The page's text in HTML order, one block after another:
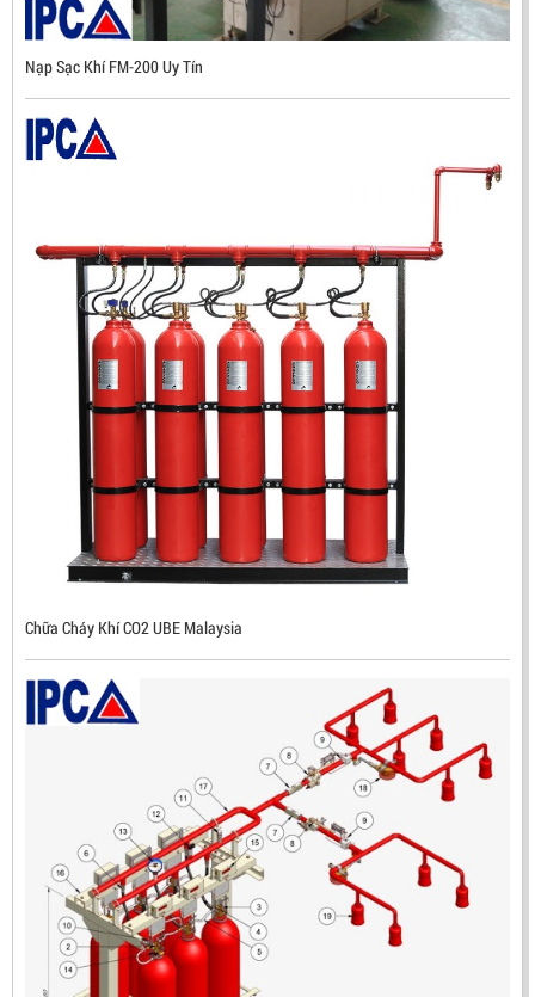
ĐẦU BÁO TIA LỬA IR3 RX500 CHỐNG CHÁY NỔ TIÊU
CHUẨN FM HÀN QUỐC
LIÊN HỆ
Mã sản phẩm: RX500
ĐẦU BÁO LỬA CHỐNG NỔ IR3- DX500 (MEKASENTRON
Nạp Sạc Khí FM-200 Uy Tín
Chữa Cháy Khí CO2 UBE Malaysia